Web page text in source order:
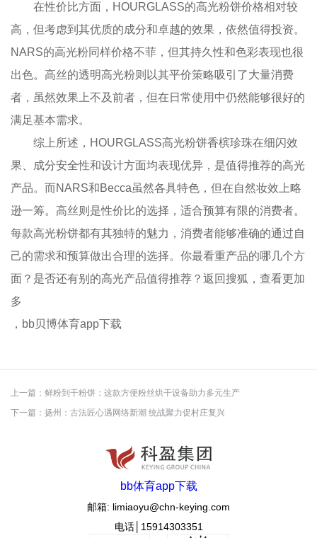
在性价比方面，HOURGLASS的高光粉饼价格相对较
高，但考虑到其优质的成分和卓越的效果，依然值得投资。
NARS的高光粉同样价格不菲，但其持久性和色彩表现也很
出色。高丝的透明高光粉则以其平价策略吸引了大量消费
者，虽然效果上不及前者，但在日常使用中仍然能够很好的
满足基本需求。
综上所述，HOURGLASS高光粉饼香槟珍珠在细闪效
果、成分安全性和设计方面均表现优异，是值得推荐的高光
产品。而NARS和Becca虽然各具特色，但在自然妆效上略
逊一筹。高丝则是性价比的选择，适合预算有限的消费者。
每款高光粉饼都有其独特的魅力，消费者能够准确的通过自
己的需求和预算做出合理的选择。你最看重产品的哪几个方
面？是否还有别的高光产品值得推荐？返回搜狐，查看更加
多
，bb贝博体育app下载
上一篇： 鲜粉到干粉饼：这款方便粉丝烘干设备助力多元生产
下一篇： 扬州：古法匠心遇网络新潮 统战聚力促村庄复兴
bb体育app下载
邮箱: limiaoyu@chn-keying.com
电话│15914303351